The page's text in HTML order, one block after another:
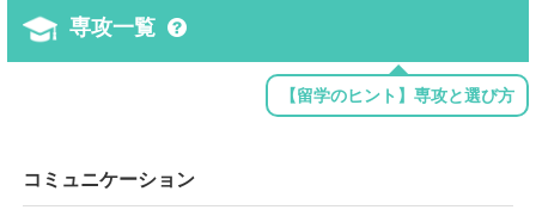
専攻一覧
【留学のヒント】専攻と選び方
コミュニケーション